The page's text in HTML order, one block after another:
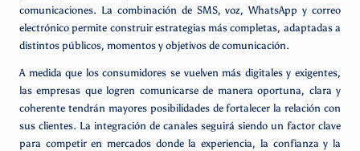
comunicaciones. La combinación de SMS, voz, WhatsApp y correo
electrónico permite construir estrategias más completas, adaptadas a
distintos públicos, momentos y objetivos de comunicación.
A medida que los consumidores se vuelven más digitales y exigentes,
las empresas que logren comunicarse de manera oportuna, clara y
coherente tendrán mayores posibilidades de fortalecer la relación con
sus clientes. La integración de canales seguirá siendo un factor clave
para competir en mercados donde la experiencia, la confianza y la